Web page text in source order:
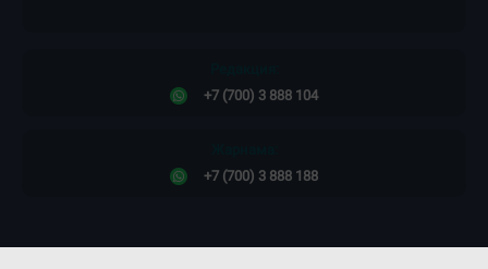
+7 (700) 3 888 104
+7 (700) 3 888 188